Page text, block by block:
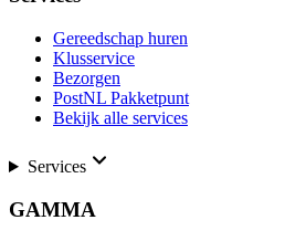
Gereedschap huren
Klusservice
Bezorgen
PostNL Pakketpunt
Bekijk alle services
Services
GAMMA